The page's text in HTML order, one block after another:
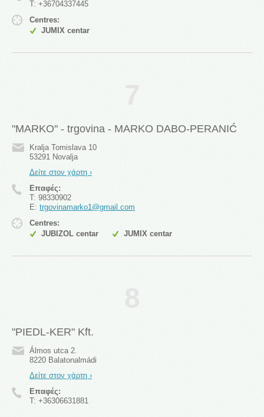
T: +36704337445
Centres:
JUMIX centar
"MARKO" - trgovina - MARKO DABO-PERANIĆ
Kralja Tomislava 10
53291 Novalja
Δείτε στον χάρτη ›
Επαφές:
T: 98330902
E: trgovinamarko1@gmail.com
Centres:
JUBIZOL centar
JUMIX centar
"PIEDL-KER" Kft.
Álmos utca 2.
8220 Balatonalmádi
Δείτε στον χάρτη ›
Επαφές:
T: +36306631881